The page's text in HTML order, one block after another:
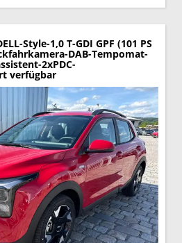
Style-1,0 T-GDI GPF (101 PS
DAB-Tempomat-
2xPDC-
verfügbar